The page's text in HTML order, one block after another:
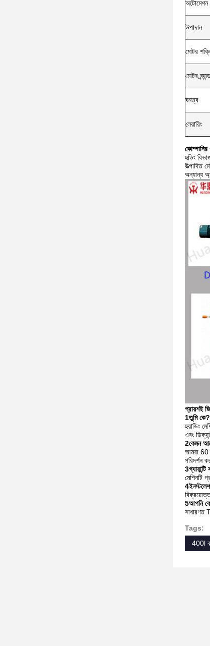
অটোমেশন
উপাদান
মোটর
মোটর
ঘনত্ব
লেয়ারিং
কোম্পানির
হুডিং
উত্পাদিত
অন্যান্য
প্রায়শই
1তুমি কে?
হুয়াডিং
এবং
2কেমন
আমরা 60
পরিদর্শন
মেশিনটি
5আপনি
সাধারণত
Tags:
400l